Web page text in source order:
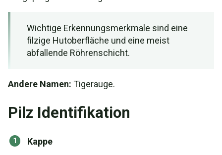
Wichtige Erkennungsmerkmale sind eine
filzige Hutoberfläche und eine meist
abfallende Röhrenschicht.
Andere Namen: Tigerauge.
Pilz Identifikation
Kappe